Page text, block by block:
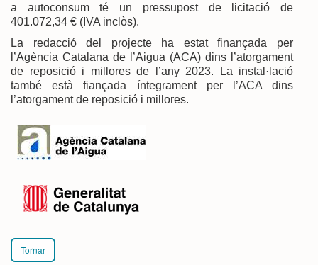
a autoconsum té un pressupost de licitació de
401.072,34 € (IVA inclòs).
La redacció del projecte ha estat finançada per
l’Agència Catalana de l’Aigua (ACA) dins l’atorgament
de reposició i millores de l’any 2023. La instal·lació
també està fiançada íntegrament per l’ACA dins
l’atorgament de reposició i millores.
Tornar